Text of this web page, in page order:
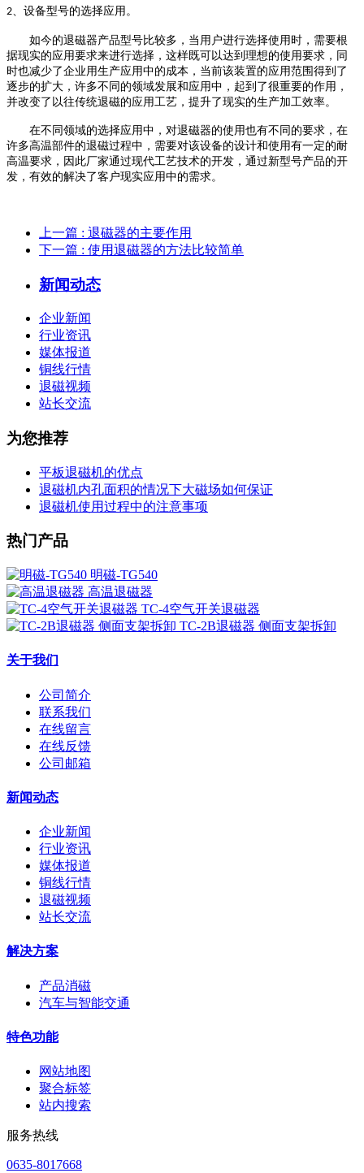
2 、设备型号的选择应用。
如今的退磁器产品型号比较多，当用户进行选择使用时，需要根
据现实的应用要求来进行选择，这样既可以达到理想的使用要求，同
时也减少了企业用生产应用中的成本，当前该装置的应用范围得到了
逐步的扩大，许多不同的领域发展和应用中，起到了很重要的作用，
并改变了以往传统退磁的应用工艺，提升了现实的生产加工效率。
在不同领域的选择应用中，对退磁器的使用也有不同的要求，在
许多高温部件的退磁过程中，需要对该设备的设计和使用有一定的耐
高温要求，因此厂家通过现代工艺技术的开发，通过新型号产品的开
发，有效的解决了客户现实应用中的需求。
上一篇 : 退磁器的主要作用
下一篇 : 使用退磁器的方法比较简单
新闻动态
企业新闻
行业资讯
媒体报道
铜线行情
退磁视频
站长交流
为您推荐
平板退磁机的优点
退磁机内孔面积的情况下大磁场如何保证
退磁机使用过程中的注意事项
热门产品
明磁-TG540
高温退磁器
TC-4空气开关退磁器
TC-2B退磁器 侧面支架拆卸
关于我们
公司简介
联系我们
在线留言
在线反馈
公司邮箱
新闻动态
企业新闻
行业资讯
媒体报道
铜线行情
退磁视频
站长交流
解决方案
产品消磁
汽车与智能交通
特色功能
网站地图
聚合标签
站内搜索
服务热线
0635-8017668